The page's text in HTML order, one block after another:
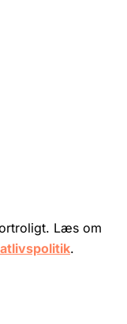
Læs om
.